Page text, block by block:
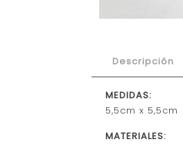
Descripción
MEDIDAS:
5,5cm x 5,5cm
MATERIALES: